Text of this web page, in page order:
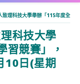
致理科技大學舉辦「115年度全國
科技大學
習競賽」，
10日(星期